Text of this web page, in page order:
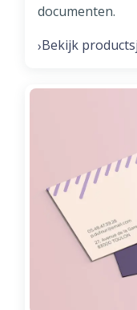
documenten.
›Bekijk